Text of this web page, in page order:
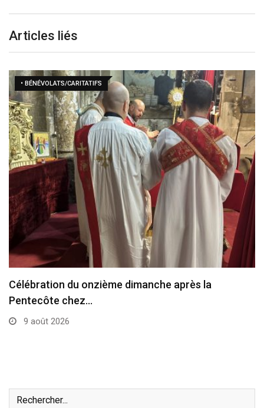
Articles liés
• BÉNÉVOLATS/CARITATIFS
Les évêques du Nigeria s’expriment sur la
situation…
9 août 2026